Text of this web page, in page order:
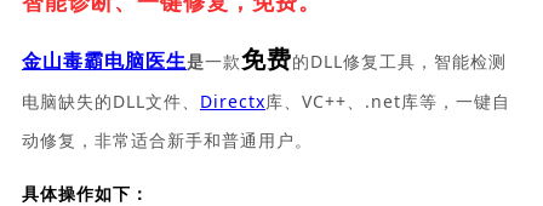
金山毒霸电脑医生是一款免费的DLL修复工具，智能检测
电脑缺失的DLL文件、 Directx库、VC++、.net库等，一键自
动修复，非常适合新手和普通用户。
具体操作如下：